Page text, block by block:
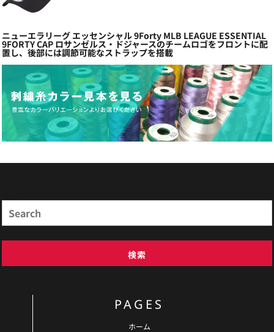
ニューエラリーグ エッセンシャル 9Forty MLB LEAGUE ESSENTIAL
9FORTY CAP ロサンゼルス・ドジャースのチームロゴをフロントに配
置し、後部には調節可能なストラップを搭載
検索
PAGES
ホーム